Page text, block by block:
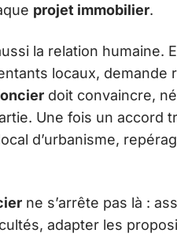
projet immobilier.
la relation humaine.
locaux, demande
doit convaincre,
Une fois un accord
d’urbanisme,
ne s’arrête pas là :
adapter les